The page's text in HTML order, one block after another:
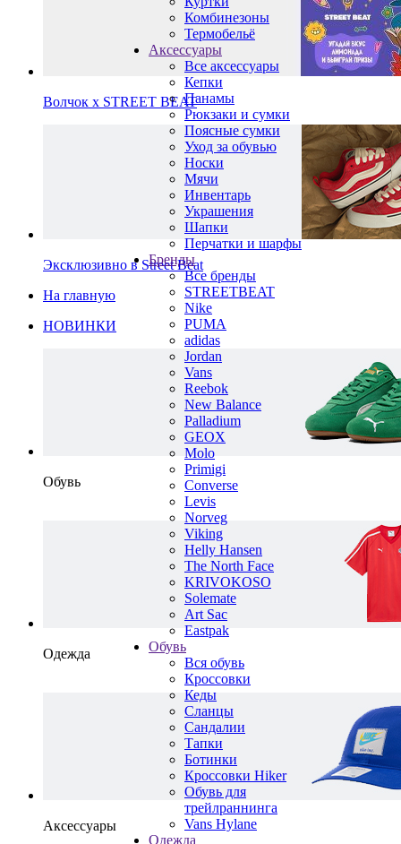
Комбинезоны
Термобельё
Аксессуары
Все аксессуары
Кепки
Панамы
Рюкзаки и сумки
Поясные сумки
Уход за обувью
Носки
Мячи
Инвентарь
Украшения
Шапки
Перчатки и шарфы
Бренды
Все бренды
STREETBEAT
Nike
PUMA
adidas
Jordan
Vans
Reebok
New Balance
Palladium
GEOX
Molo
Primigi
Converse
Levis
Norveg
Viking
Helly Hansen
The North Face
KRIVOKOSO
Solemate
Art Sac
Eastpak
Обувь
Вся обувь
Кроссовки
Кеды
Сланцы
Сандалии
Тапки
Ботинки
Кроссовки Hiker
Обувь для
трейлраннинга
Vans Hylane
Одежда
Волчок х STREET BEAT
Эксклюзивно в Street Beat
На главную
НОВИНКИ
Обувь
Одежда
Аксессуары